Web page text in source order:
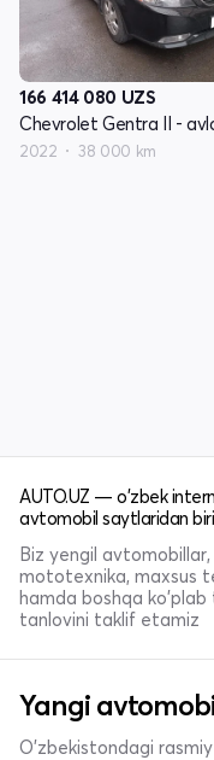
166 414 080 UZS
Chevrolet Gentra II -
2022 38 000 km
AUTO.UZ — o'zbek
avtomobil saytlaridan biri
Biz yengil
mototexnika, maxsus
hamda boshqa
tanlovini taklif etamiz
Yangi
O'zbekistondagi